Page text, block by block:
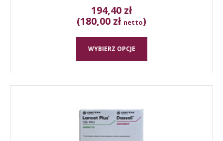
194,40 zł
(180,00 zł netto)
WYBIERZ OPCJE